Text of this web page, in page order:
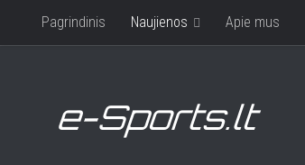
Pagrindinis Naujienos Apie mus